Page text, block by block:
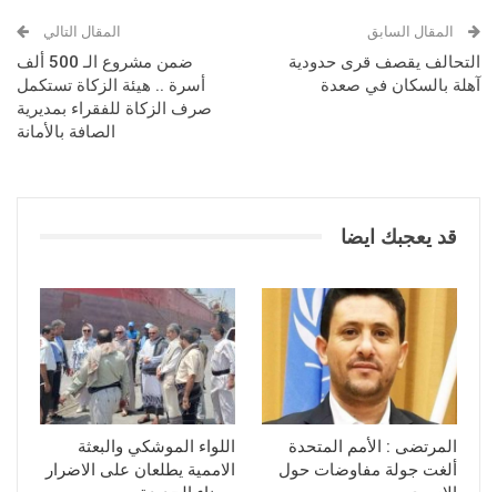
المقال السابق
التحالف يقصف قرى حدودية
آهلة بالسكان في صعدة
المقال التالي
ضمن مشروع الـ 500 ألف
أسرة .. هيئة الزكاة تستكمل
صرف الزكاة للفقراء بمديرية
الصافة بالأمانة
قد يعجبك ايضا
المرتضى : الأمم المتحدة
ألغت جولة مفاوضات حول
اللواء الموشكي والبعثة
الاممية يطلعان على الاضرار